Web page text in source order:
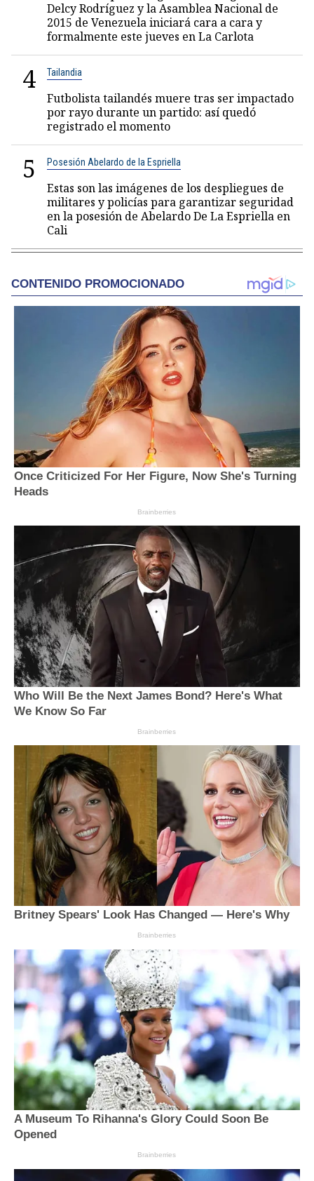
Delcy Rodríguez y la Asamblea Nacional de
2015 de Venezuela iniciará cara a cara y
formalmente este jueves en La Carlota
4 Tailandia
Futbolista tailandés muere tras ser impactado
por rayo durante un partido: así quedó
registrado el momento
5 Posesión Abelardo de la Espriella
Estas son las imágenes de los despliegues de
militares y policías para garantizar seguridad
en la posesión de Abelardo De La Espriella en
Cali